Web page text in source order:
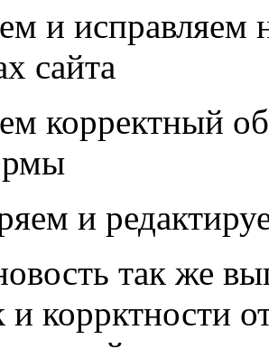
и исправляем
сайта
корректный
и
так же
и коррктности